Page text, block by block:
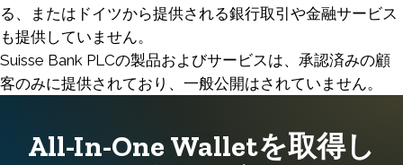
る、またはドイツから提供される銀行取引や金融サービス
も提供していません。
Suisse Bank PLCの製品およびサービスは、承認済みの顧
客のみに提供されており、一般公開はされていません。
All-In-One Walletを取得し